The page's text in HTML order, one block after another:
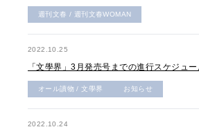
週刊文春 / 週刊文春WOMAN
2022.10.25
「文學界」3月発売号までの進行スケジュ
オール讀物 / 文學界 お知らせ
2022.10.24